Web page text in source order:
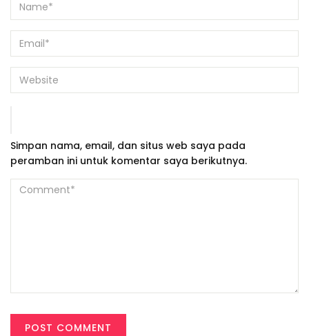
Simpan nama, email, dan situs web saya pada
peramban ini untuk komentar saya berikutnya.